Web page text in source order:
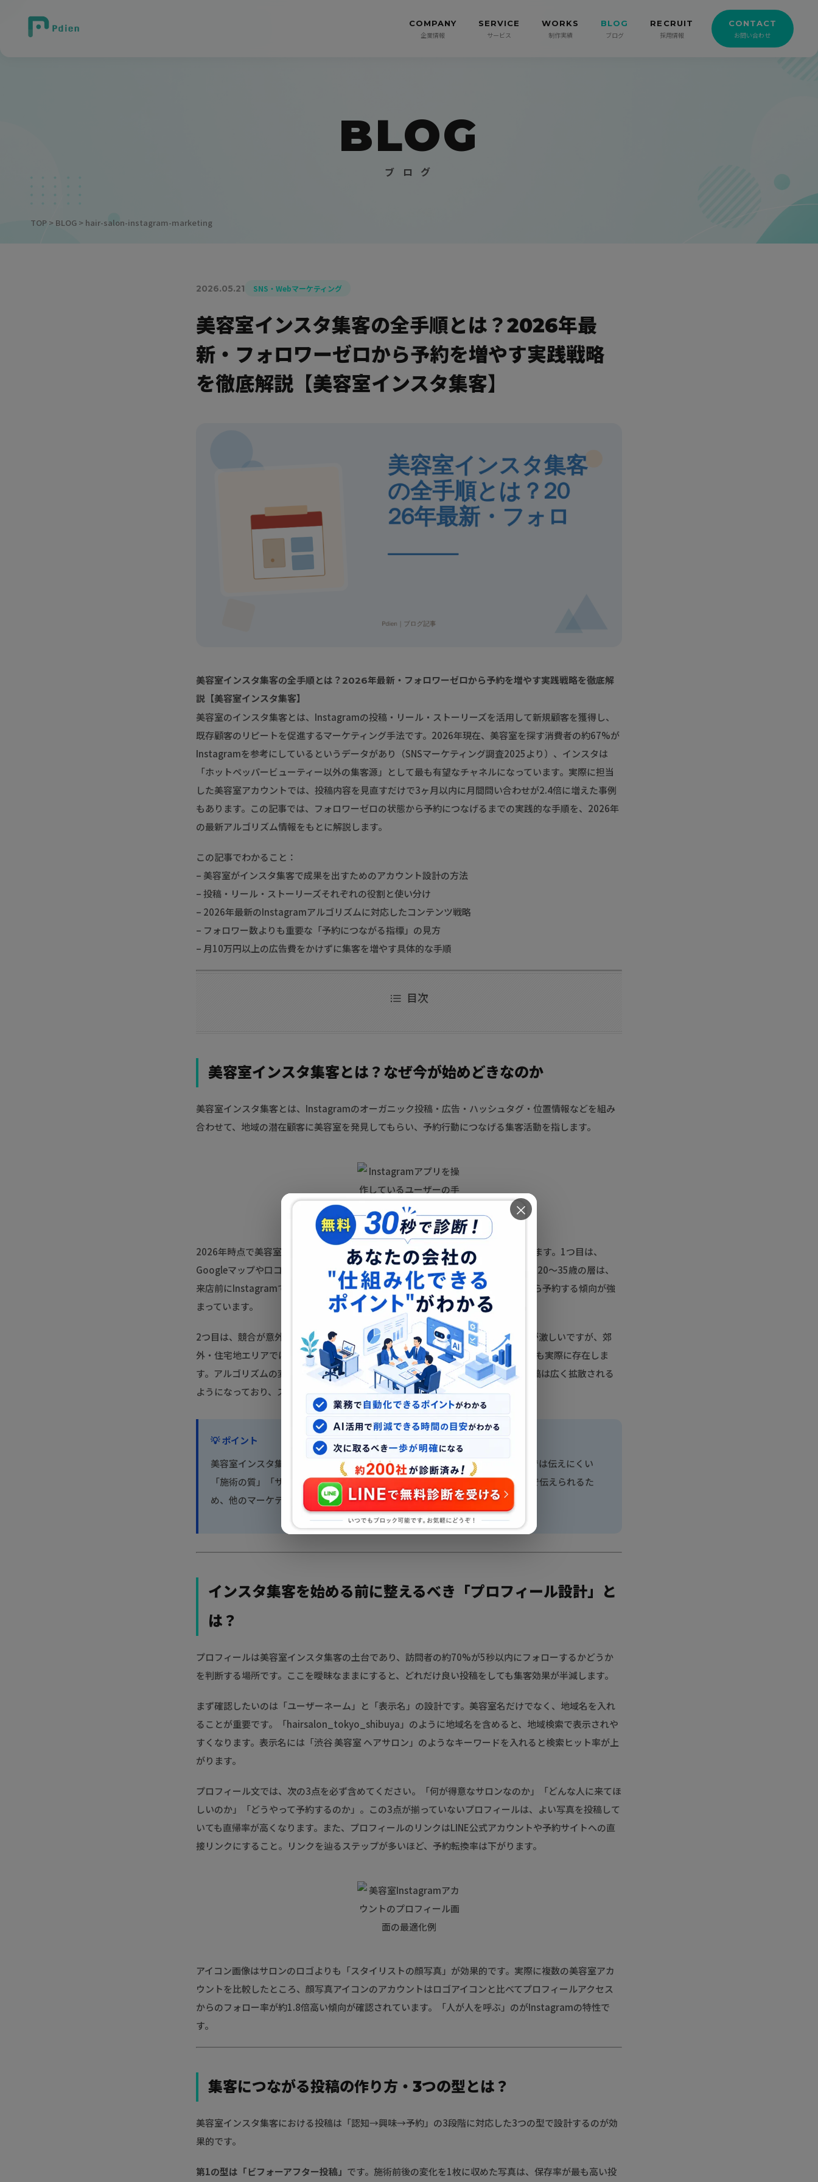
COMPANY
企業情報
SERVICE
サービス
WORKS
制作実績
BLOG
ブログ
RECRUIT
採用情報
CONTACT
お問い合わせ
BLOG
ブ ロ グ
TOP > BLOG > hair-salon-instagram-marketing
2026.05.21 SNS・Webマーケティング
美容室インスタ集客の全手順とは？2026年最
新・フォロワーゼロから予約を増やす実践戦略
を徹底解説【美容室インスタ集客】
美容室インスタ集客の全手順とは？2026年最新・フォロワーゼロから予約を増やす実践戦略を徹底解
説【美容室インスタ集客】
美容室のインスタ集客とは、Instagramの投稿・リール・ストーリーズを活用して新規顧客を獲得し、
既存顧客のリピートを促進するマーケティング手法です。2026年現在、美容室を探す消費者の約67%が
Instagramを参考にしているというデータがあり（SNSマーケティング調査2025より）、インスタは
「ホットペッパービューティー以外の集客源」として最も有望なチャネルになっています。実際に担当
した美容室アカウントでは、投稿内容を見直すだけで3ヶ月以内に月間問い合わせが2.4倍に増えた事例
もあります。この記事では、フォロワーゼロの状態から予約につなげるまでの実践的な手順を、2026年
の最新アルゴリズム情報をもとに解説します。
この記事でわかること：
– 美容室がインスタ集客で成果を出すためのアカウント設計の方法
– 投稿・リール・ストーリーズそれぞれの役割と使い分け
– 2026年最新のInstagramアルゴリズムに対応したコンテンツ戦略
– フォロワー数よりも重要な「予約につながる指標」の見方
– 月10万円以上の広告費をかけずに集客を増やす具体的な手順
目次
美容室インスタ集客とは？なぜ今が始めどきなのか
美容室インスタ集客とは、Instagramのオーガニック投稿・広告・ハッシュタグ・位置情報などを組み
合わせて、地域の潜在顧客に美容室を発見してもらい、予約行動につなげる集客活動を指します。
2026年時点で美容室業界がインスタに注目する背景には、大きく2つの変化があります。1つ目は、
Googleマップや口コミサイトだけでは情報収集が完結しなくなっていること。特に20〜35歳の層は、
来店前にInstagramで「施術の仕上がり」「スタイリストの雰囲気」を確認してから予約する傾向が強
まっています。
2つ目は、競合が意外と少ない地域が残っていること。都市部の主要駅周辺は競争が激しいですが、郊
外・住宅地エリアでは「月3〜5回しか投稿していないのに予約が絶えない」美容室も実際に存在しま
す。アルゴリズムの変化により、フォロワー数が少なくても保存・シェアが多い投稿は広く拡散される
ようになっており、スタートのハードルは以前より低くなっています。
💡 ポイント
美容室インスタ集客の最大の強みは「ビジュアルで信頼を作れること」。文章では伝えにくい
「施術の質」「サロンの雰囲気」「スタイリストの個性」を一枚の写真・動画で伝えられるた
め、他のマーケティング手法より来店前の不安解消に効果的です。
インスタ集客を始める前に整えるべき「プロフィール設計」と
は？
プロフィールは美容室インスタ集客の土台であり、訪問者の約70%が5秒以内にフォローするかどうか
を判断する場所です。ここを曖昧なままにすると、どれだけ良い投稿をしても集客効果が半減します。
まず確認したいのは「ユーザーネーム」と「表示名」の設計です。美容室名だけでなく、地域名を入れ
ることが重要です。「hairsalon_tokyo_shibuya」のように地域名を含めると、地域検索で表示されや
すくなります。表示名には「渋谷 美容室 ヘアサロン」のようなキーワードを入れると検索ヒット率が上
がります。
プロフィール文では、次の3点を必ず含めてください。「何が得意なサロンなのか」「どんな人に来てほ
しいのか」「どうやって予約するのか」。この3点が揃っていないプロフィールは、よい写真を投稿して
いても直帰率が高くなります。また、プロフィールのリンクはLINE公式アカウントや予約サイトへの直
接リンクにすること。リンクを辿るステップが多いほど、予約転換率は下がります。
アイコン画像はサロンのロゴよりも「スタイリストの顔写真」が効果的です。実際に複数の美容室アカ
ウントを比較したところ、顔写真アイコンのアカウントはロゴアイコンと比べてプロフィールアクセス
からのフォロー率が約1.8倍高い傾向が確認されています。「人が人を呼ぶ」のがInstagramの特性で
す。
集客につながる投稿の作り方・3つの型とは？
美容室インスタ集客における投稿は「認知→興味→予約」の3段階に対応した3つの型で設計するのが効
果的です。
第1の型は「ビフォーアフター投稿」 です。施術前後の変化を1枚に収めた写真は、保存率が最も高い投
×